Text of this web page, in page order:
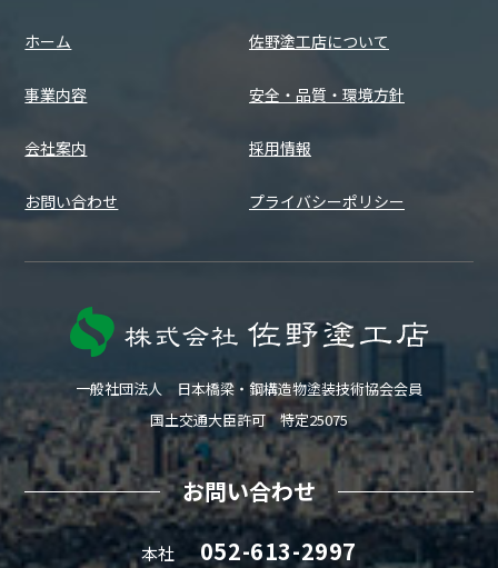
ホーム 佐野塗工店について
事業内容 安全・品質・環境方針
会社案内 採用情報
お問い合わせ プライバシーポリシー
一般社団法人 日本橋梁・鋼構造物塗装技術協会会員
国土交通大臣許可 特定25075
お問い合わせ
本社 052-613-2997